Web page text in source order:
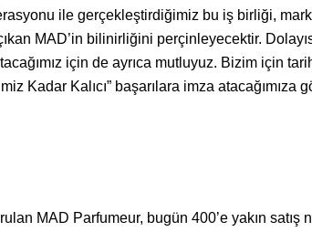
ile gerçekleştirdiğimiz bu iş birliği,
MAD’in bilinirliğini perçinleyecektir.
için de ayrıca mutluyuz. Bizim için
Kadar Kalıcı” başarılara imza atacağımıza
MAD Parfumeur, bugün 400’e yakın satış